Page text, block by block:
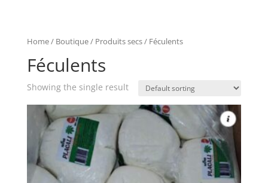
Home/ Boutique/ Produits secs/ Féculents
Féculents
Showing the single result